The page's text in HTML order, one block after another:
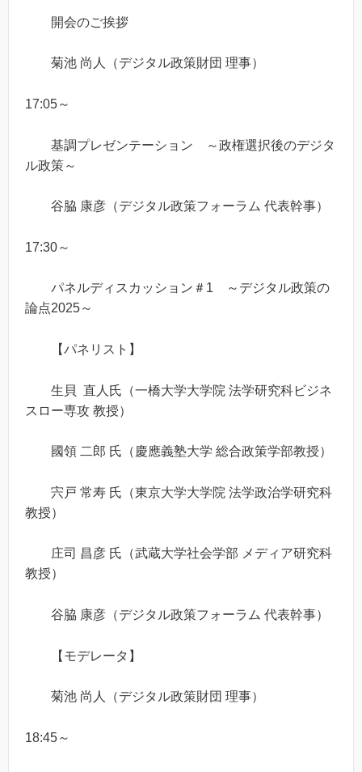
開会のご挨拶
菊池 尚人（デジタル政策財団 理事）
17:05～
基調プレゼンテーション ～政権選択後のデジタ
ル政策～
谷脇 康彦（デジタル政策フォーラム 代表幹事）
17:30～
パネルディスカッション＃1 ～デジタル政策の
論点2025～
【パネリスト】
生貝 直人氏（一橋大学大学院 法学研究科ビジネ
スロー専攻 教授）
國領 二郎 氏（慶應義塾大学 総合政策学部教授）
宍戸 常寿 氏（東京大学大学院 法学政治学研究科
教授）
庄司 昌彦 氏（武蔵大学社会学部 メディア研究科
教授）
谷脇 康彦（デジタル政策フォーラム 代表幹事）
【モデレータ】
菊池 尚人（デジタル政策財団 理事）
18:45～